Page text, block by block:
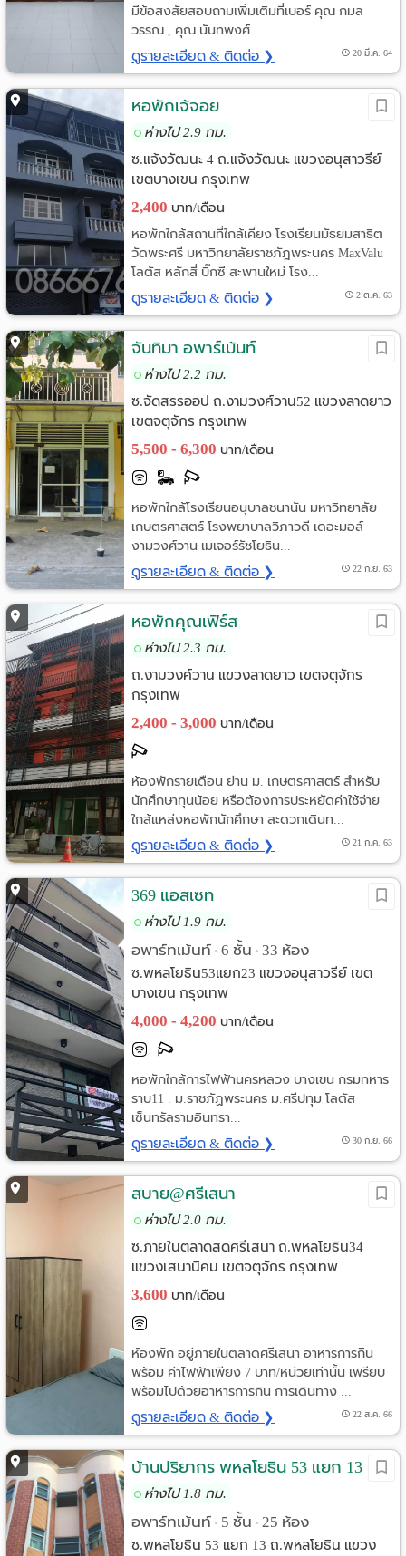
มีข้อสงสัยสอบถามเพิ่มเติมที่เบอร์ คุณ กมล
วรรณ , คุณ นันทพงศ์...
ดูรายละเอียด & ติดต่อ ❯ 20 มี.ค. 64
หอพักเจ้จอย
ห่างไป 2.9 กม.
ซ.แจ้งวัฒนะ 4 ถ.แจ้งวัฒนะ แขวงอนุสาวรีย์
เขตบางเขน กรุงเทพ
2,400 บาท/เดือน
หอพักใกล้สถานที่ใกล้เคียง โรงเรียนมัธยมสาธิต
วัดพระศรี มหาวิทยาลัยราชภัฎพระนคร MaxValu
โลตัส หลักสี่ บิ๊กซี สะพานใหม่ โรง...
ดูรายละเอียด & ติดต่อ ❯ 2 ต.ค. 63
จันทิมา อพาร์เม้นท์
ห่างไป 2.2 กม.
ซ.จัดสรรออป ถ.งามวงศ์วาน52 แขวงลาดยาว
เขตจตุจักร กรุงเทพ
5,500 - 6,300 บาท/เดือน
หอพักใกล้โรงเรียนอนุบาลชนานัน มหาวิทยาลัย
เกษตรศาสตร์ โรงพยาบาลวิภาวดี เดอะมอล์
งามวงศ์วาน เมเจอร์รัชโยธิน...
ดูรายละเอียด & ติดต่อ ❯ 22 ก.ย. 63
หอพักคุณเฟิร์ส
ห่างไป 2.3 กม.
ถ.งามวงศ์วาน แขวงลาดยาว เขตจตุจักร
กรุงเทพ
2,400 - 3,000 บาท/เดือน
ห้องพักรายเดือน ย่าน ม. เกษตรศาสตร์ สำหรับ
นักศึกษาทุนน้อย หรือต้องการประหยัดค่าใช้จ่าย
ใกล้แหล่งหอพักนักศึกษา สะดวกเดินท...
ดูรายละเอียด & ติดต่อ ❯ 21 ก.ค. 63
369 แอสเซท
ห่างไป 1.9 กม.
อพาร์ทเม้นท์ • 6 ชั้น • 33 ห้อง
ซ.พหลโยธิน53แยก23 แขวงอนุสาวรีย์ เขต
บางเขน กรุงเทพ
4,000 - 4,200 บาท/เดือน
หอพักใกล้การไฟฟ้านครหลวง บางเขน กรมทหาร
ราบ11 . ม.ราชภัฏพระนคร ม.ศรีปทุม โลตัส
เซ็นทรัลรามอินทรา...
ดูรายละเอียด & ติดต่อ ❯ 30 ก.ย. 66
สบาย@ศรีเสนา
ห่างไป 2.0 กม.
ซ.ภายในตลาดสดศรีเสนา ถ.พหลโยธิน34
แขวงเสนานิคม เขตจตุจักร กรุงเทพ
3,600 บาท/เดือน
ห้องพัก อยู่ภายในตลาดศรีเสนา อาหารการกิน
พร้อม ค่าไฟฟ้าเพียง 7 บาท/หน่วยเท่านั้น เพรียบ
พร้อมไปด้วยอาหารการกิน การเดินทาง ...
ดูรายละเอียด & ติดต่อ ❯ 22 ส.ค. 66
บ้านปริยากร พหลโยธิน 53 แยก 13
ห่างไป 1.8 กม.
อพาร์ทเม้นท์ • 5 ชั้น • 25 ห้อง
ซ.พหลโยธิน 53 แยก 13 ถ.พหลโยธิน แขวง